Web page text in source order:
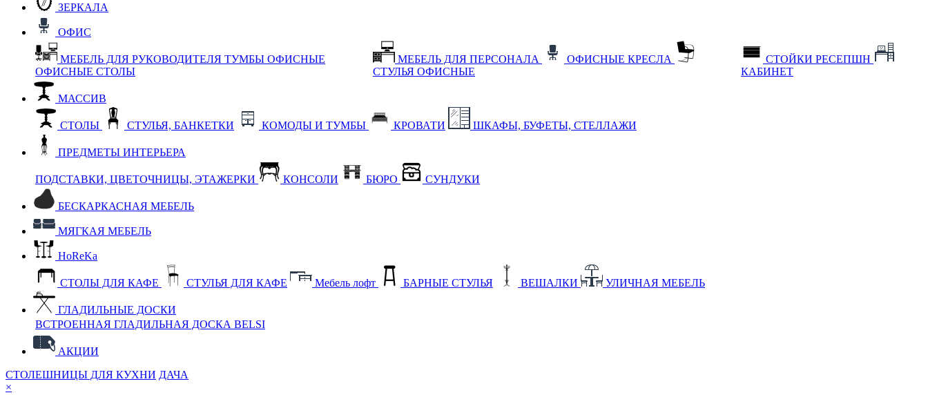
ЗЕРКАЛА
ОФИС
МЕБЕЛЬ ДЛЯ РУКОВОДИТЕЛЯ ТУМБЫ ОФИСНЫЕ
ОФИСНЫЕ СТОЛЫ
МЕБЕЛЬ ДЛЯ ПЕРСОНАЛА
ОФИСНЫЕ КРЕСЛА
СТУЛЬЯ ОФИСНЫЕ
СТОЙКИ РЕСЕПШН
КАБИНЕТ
МАССИВ
СТОЛЫ СТУЛЬЯ, БАНКЕТКИ КОМОДЫ И ТУМБЫ КРОВАТИ ШКАФЫ, БУФЕТЫ, СТЕЛЛАЖИ
ПРЕДМЕТЫ ИНТЕРЬЕРА
ПОДСТАВКИ, ЦВЕТОЧНИЦЫ, ЭТАЖЕРКИ КОНСОЛИ БЮРО СУНДУКИ
БЕСКАРКАСНАЯ МЕБЕЛЬ
МЯГКАЯ МЕБЕЛЬ
HoReKa
СТОЛЫ ДЛЯ КАФЕ СТУЛЬЯ ДЛЯ КАФЕ Мебель лофт БАРНЫЕ СТУЛЬЯ ВЕШАЛКИ УЛИЧНАЯ МЕБЕЛЬ
ГЛАДИЛЬНЫЕ ДОСКИ
ВСТРОЕННАЯ ГЛАДИЛЬНАЯ ДОСКА BELSI
АКЦИИ
СТОЛЕШНИЦЫ ДЛЯ КУХНИ ДАЧА
×